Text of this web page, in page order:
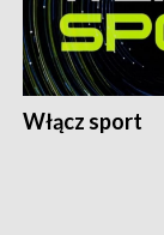
Włącz sport